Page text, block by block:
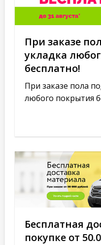
При заказе
укладка
бесплатно!
При заказе пола
любого покрытия
Бесплатная
покупке от